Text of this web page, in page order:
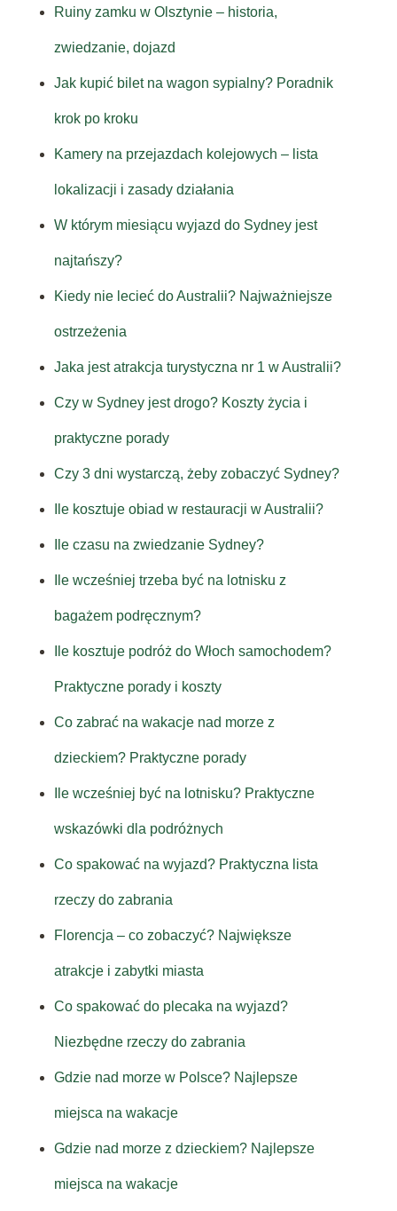
Ruiny zamku w Olsztynie – historia,
zwiedzanie, dojazd
Jak kupić bilet na wagon sypialny? Poradnik
krok po kroku
Kamery na przejazdach kolejowych – lista
lokalizacji i zasady działania
W którym miesiącu wyjazd do Sydney jest
najtańszy?
Kiedy nie lecieć do Australii? Najważniejsze
ostrzeżenia
Jaka jest atrakcja turystyczna nr 1 w Australii?
Czy w Sydney jest drogo? Koszty życia i
praktyczne porady
Czy 3 dni wystarczą, żeby zobaczyć Sydney?
Ile kosztuje obiad w restauracji w Australii?
Ile czasu na zwiedzanie Sydney?
Ile wcześniej trzeba być na lotnisku z
bagażem podręcznym?
Ile kosztuje podróż do Włoch samochodem?
Praktyczne porady i koszty
Co zabrać na wakacje nad morze z
dzieckiem? Praktyczne porady
Ile wcześniej być na lotnisku? Praktyczne
wskazówki dla podróżnych
Co spakować na wyjazd? Praktyczna lista
rzeczy do zabrania
Florencja – co zobaczyć? Największe
atrakcje i zabytki miasta
Co spakować do plecaka na wyjazd?
Niezbędne rzeczy do zabrania
Gdzie nad morze w Polsce? Najlepsze
miejsca na wakacje
Gdzie nad morze z dzieckiem? Najlepsze
miejsca na wakacje